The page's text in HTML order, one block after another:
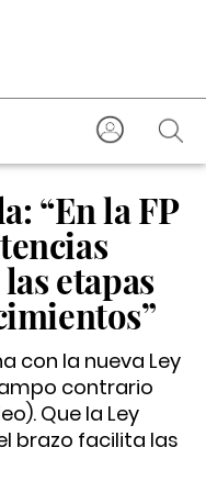
“En la FP
etapas
con la nueva Ley
contrario
Que la Ley
brazo facilita las